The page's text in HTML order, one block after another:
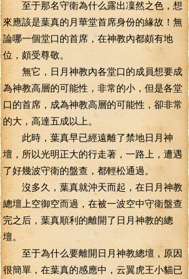
至于那名守衛為什么露出凜然之色，想
來應該是葉真的月華堂首席身份的緣故！無
論哪一個堂口的首席，在神教內都頗有地
位，頗受尊敬。
無它，日月神教內各堂口的成員想要成
為神教高層的可能性，非常的小，但是各堂
口的首席，成為神教高層的可能性，卻非常
的大，高達五成以上。
此時，葉真早已經遠離了禁地日月神
壇，所以光明正大的行走著，一路上，遭遇
了好幾波守衛的盤查，都輕松通過。
沒多久，葉真就沖天而起，在日月神教
總壇上空御空而過，在被一波空中守衛盤查
完之后，葉真順利的離開了日月神教的總
壇。
至于為什么要離開日月神教總壇，原因
很簡單，在葉真的感應中，云翼虎王小貓已